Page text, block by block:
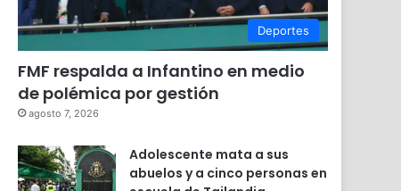
Deportes
FMF respalda a Infantino en medio
de polémica por gestión
agosto 7, 2026
Adolescente mata a sus
abuelos y a cinco personas en